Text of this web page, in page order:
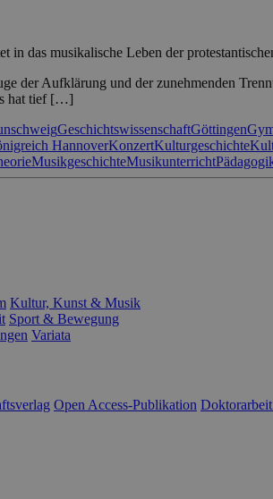
in das musikalische Leben der
der Aufklärung und der zunehmenden
hat tief […]
GeschichtswissenschaftGöttingen
HannoverKonzertKulturgeschichte
MusikgeschichteMusikunterricht
Kultur, Kunst & Musik
Sport & Bewegung
Variata
Open Access-Publikation